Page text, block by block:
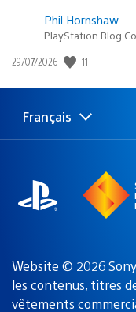
Phil Hornshaw
PlayStation Blog
Date
publication
29/07/2026 11
Choisir
une
Région
actuelle
Français
Website © 2026
les contenus, titres
vêtements